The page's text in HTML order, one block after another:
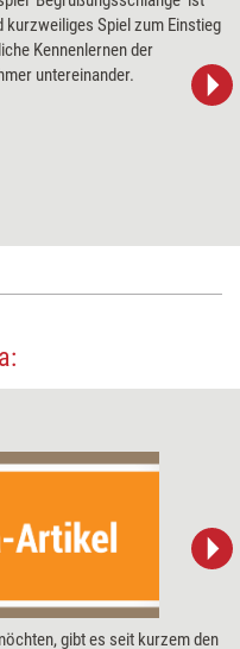
kurzweiliges Spiel zum Einstieg
Kennenlernen der
untereinander.
gibt es seit kurzem den